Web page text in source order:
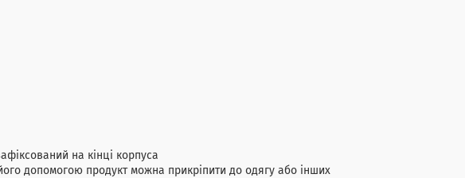
на кінці корпуса
допомогою продукт можна прикріпити до одягу або інших